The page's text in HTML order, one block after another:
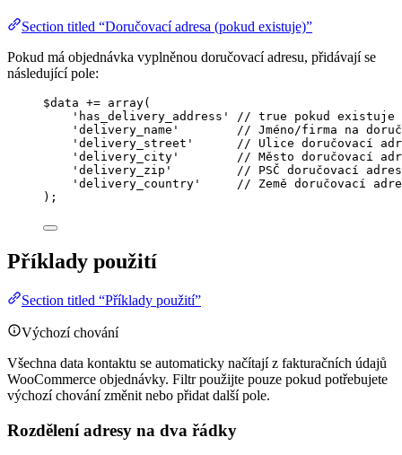
Section titled “Doručovací adresa (pokud existuje)”
Pokud má objednávka vyplněnou doručovací adresu, přidávají se
následující pole:
$data += array(
' has_delivery_address '
// true pokud existuje
' delivery_name '
// Jméno/firma na
' delivery_street '
// Ulice doručovací
' delivery_city '
// Město doručovací
' delivery_zip '
// PSČ doručovací
' delivery_country '
// Země doručovací
);
Příklady použití
Section titled “Příklady použití”
Výchozí chování
Všechna data kontaktu se automaticky načítají z fakturačních údajů
WooCommerce objednávky. Filtr použijte pouze pokud potřebujete
výchozí chování změnit nebo přidat další pole.
Rozdělení adresy na dva řádky